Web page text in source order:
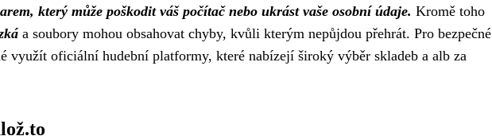
který může poškodit váš počítač nebo ukrást vaše osobní údaje. Kromě toho
a soubory mohou obsahovat chyby, kvůli kterým nepůjdou přehrát. Pro bezpečné
využít oficiální hudební platformy, které nabízejí široký výběr skladeb a alb za